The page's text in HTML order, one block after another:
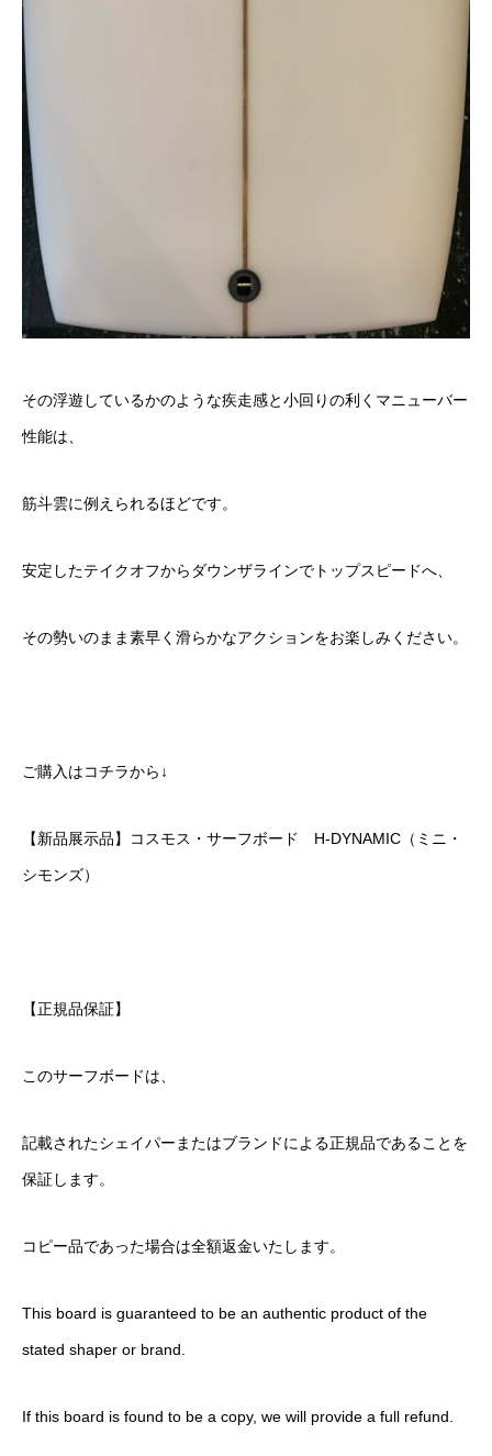
その浮遊しているかのような疾走感と小回りの利くマニューバー
性能は、
筋斗雲に例えられるほどです。
安定したテイクオフからダウンザラインでトップスピードへ、
その勢いのまま素早く滑らかなアクションをお楽しみください。
ご購入はコチラから↓
【新品展示品】コスモス・サーフボード H-DYNAMIC（ミニ・
シモンズ）
【正規品保証】
このサーフボードは、
記載されたシェイパーまたはブランドによる正規品であることを
保証します。
コピー品であった場合は全額返金いたします。
This board is guaranteed to be an authentic product of the
stated shaper or brand.
If this board is found to be a copy, we will provide a full refund.